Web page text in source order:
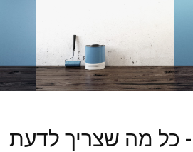
כל מה שצריך לדעת